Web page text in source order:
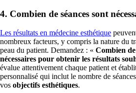
4. Combien de séances sont
Les résultats en médecine esthétique
nombreux facteurs, y compris la nature du
peau du patient. Demandez : « Combien
nécessaires pour obtenir les résultats
évalue attentivement chaque patient et
personnalisé qui inclut le nombre de
vos objectifs esthétiques.